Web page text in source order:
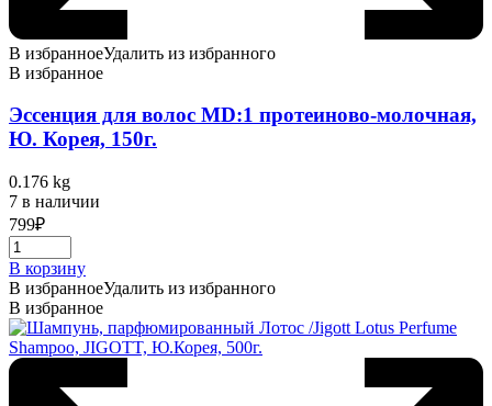
В избранноеУдалить из избранного
В избранное
Эссенция для волос MD:1 протеиново-молочная,
Ю. Корея, 150г.
0.176 kg
7 в наличии
799₽
В корзину
В избранноеУдалить из избранного
В избранное